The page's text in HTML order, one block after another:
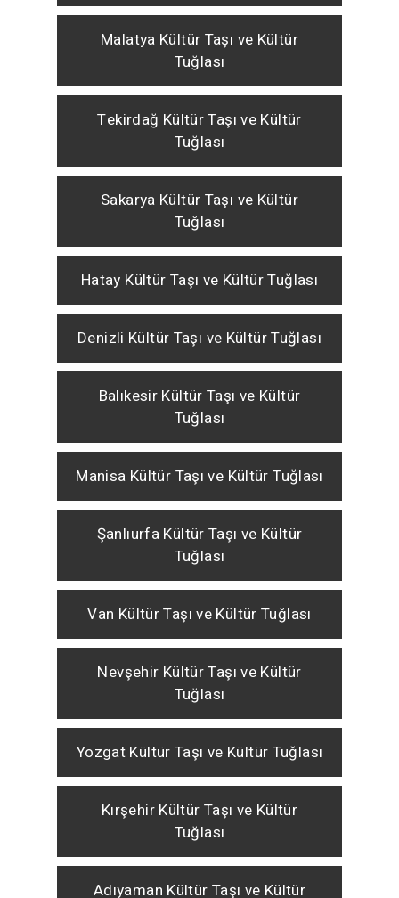
Malatya Kültür Taşı ve Kültür
Tuğlası
Tekirdağ Kültür Taşı ve Kültür
Tuğlası
Sakarya Kültür Taşı ve Kültür
Tuğlası
Hatay Kültür Taşı ve Kültür Tuğlası
Denizli Kültür Taşı ve Kültür Tuğlası
Balıkesir Kültür Taşı ve Kültür
Tuğlası
Manisa Kültür Taşı ve Kültür Tuğlası
Şanlıurfa Kültür Taşı ve Kültür
Tuğlası
Van Kültür Taşı ve Kültür Tuğlası
Nevşehir Kültür Taşı ve Kültür
Tuğlası
Yozgat Kültür Taşı ve Kültür Tuğlası
Kırşehir Kültür Taşı ve Kültür
Tuğlası
Adıyaman Kültür Taşı ve Kültür